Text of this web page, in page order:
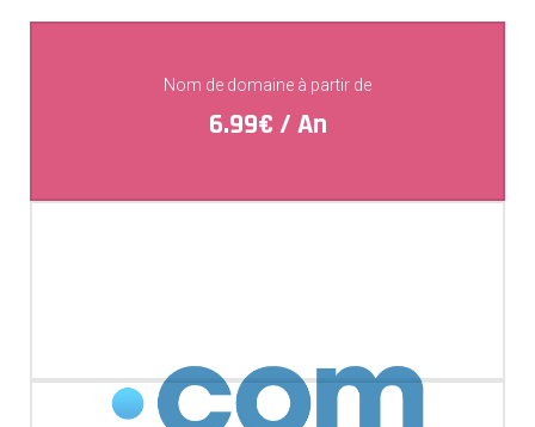
Nom de domaine à partir de
6.99€ / An